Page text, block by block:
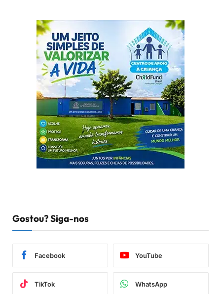
Gostou? Siga-nos
Facebook YouTube
TikTok WhatsApp